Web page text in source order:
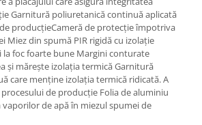
Garnitură poliuretanică continuă aplicată
producțieCameră de protecție împotriva
Miez din spumă PIR rigidă cu izolație
foc foarte bune Margini conturate
și mărește izolația termică Garnitură
care menține izolația termică ridicată. A
de producție Folia de aluminiu
de apă în miezul spumei de